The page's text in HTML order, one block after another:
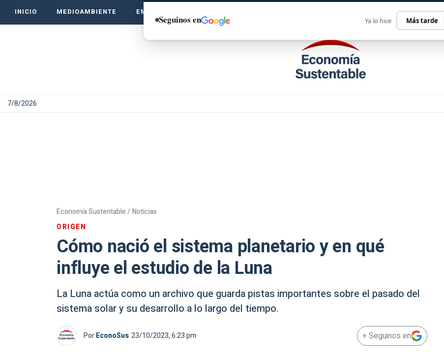
INICIO MEDIOAMBIENTE EMPRENDE VERDE CONTACTO
7/8/2026
Economía Sustentable / Noticias
ORIGEN
Cómo nació el sistema planetario y en qué
influye el estudio de la Luna
La Luna actúa como un archivo que guarda pistas importantes sobre el pasado del
sistema solar y su desarrollo a lo largo del tiempo.
PorEconoSus 23/10/2023, 6:23 pm + Seguinos en
Seguinos en Ya lo hice Más tarde